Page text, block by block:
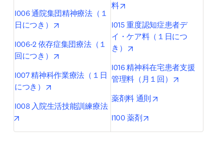
I006 通院集団精神療法（１
日につき）
opens in new tab/window
I006-2 依存症集団療法（１
回につき）
opens in new tab/window
I007 精神科作業療法（１日
につき）
opens in new tab/window
I008 入院生活技能訓練療法
料
I015 重度認知症患者デ
イ・ケア料（１日につ
き）
I016 精神科在宅患者支援
管理料（月１回）
薬剤料 通則
I100 薬剤